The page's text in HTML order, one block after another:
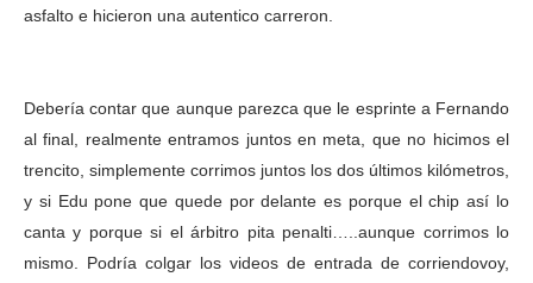
asfalto e hicieron una autentico carreron.
Debería contar que aunque parezca que le esprinte a Fernando
al final, realmente entramos juntos en meta, que no hicimos el
trencito, simplemente corrimos juntos los dos últimos kilómetros,
y si Edu pone que quede por delante es porque el chip así lo
canta y porque si el árbitro pita penalti…..aunque corrimos lo
mismo. Podría colgar los videos de entrada de corriendovoy,